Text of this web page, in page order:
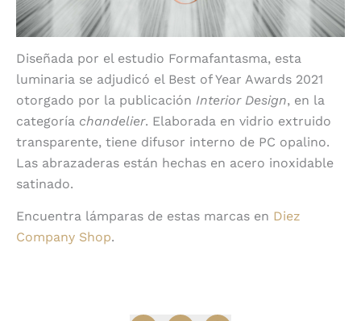
Diseñada por el estudio Formafantasma, esta
luminaria se adjudicó el Best of Year Awards 2021
otorgado por la publicación Interior Design, en la
categoría chandelier. Elaborada en vidrio extruido
transparente, tiene difusor interno de PC opalino.
Las abrazaderas están hechas en acero inoxidable
satinado.
Encuentra lámparas de estas marcas en Diez
Company Shop.